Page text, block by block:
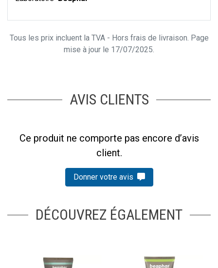
Tous les prix incluent la TVA - Hors frais de livraison. Page
mise à jour le 17/07/2025.
AVIS CLIENTS
Ce produit ne comporte pas encore d’avis
client.
Donner votre avis
DÉCOUVREZ ÉGALEMENT